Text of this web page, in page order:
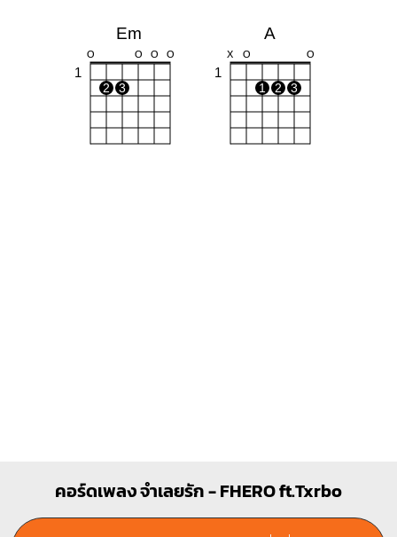
Em
O O O O
1
2 3
A
X O O
1
1 2 3
O O O
1
1
X X O
1
1
คอร์ดเพลง จำเลยรัก - FHERO ft.Txrbo